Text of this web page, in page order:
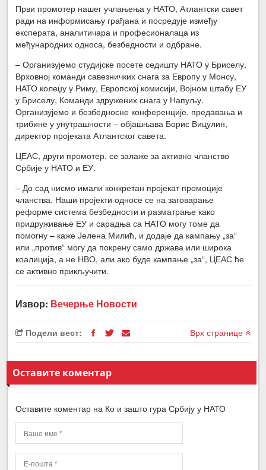
Први промотер нашег учлањења у НАТО, Атлантски савет
ради на информисању грађана и посредује између
експерата, аналитичара и професионалаца из
међународних односа, безбедности и одбране.
– Организујемо студијске посете седишту НАТО у Бриселу,
Врховној команди савезничких снага за Европу у Монсу,
НАТО колеџу у Риму, Европској комисији, Војном штабу ЕУ
у Бриселу, Команди здружених снага у Напуљу.
Организујемо и безбедносне конференције, предавања и
трибине у унутрашности – објашњава Борис Вицулин,
директор пројеката Атлантског савета.
ЦЕАС, други промотер, се залаже за активно чланство
Србије у НАТО и ЕУ.
– До сад нисмо имали конкретан пројекат промоције
чланства. Наши пројекти односе се на заговарање
реформе система безбедности и разматрање како
придруживање ЕУ и сарадња са НАТО могу томе да
помогну – каже Јелена Милић, и додаје да кампању „за“
или „против“ могу да покрену само држава или широка
коалиција, а не НВО, али ако буде кампање „за“, ЦЕАС ће
се активно прикључити.
Извор: Вечерње Новости
Подели вест: Врх странице
Оставите коментар
Оставите коментар на Ко и зашто гура Србију у НАТО